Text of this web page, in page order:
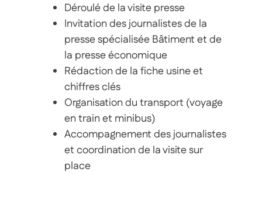
Déroulé de la visite presse
Invitation des journalistes de la
presse spécialisée Bâtiment et de
la presse économique
Rédaction de la fiche usine et
chiffres clés
Organisation du transport (voyage
en train et minibus)
Accompagnement des journalistes
et coordination de la visite sur
place